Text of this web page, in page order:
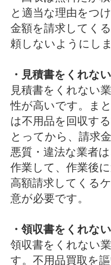
と適当な理由をつ
金額を請求してく
頼しないようにし
・見積書をくれない
見積書をくれない
性が高いです。ま
は不用品を回収す
とってから、請求
悪質・違法な業者
作業して、作業後
高額請求してくる
意が必要です。
・領収書をくれない
領収書をくれない
す。不用品買取を